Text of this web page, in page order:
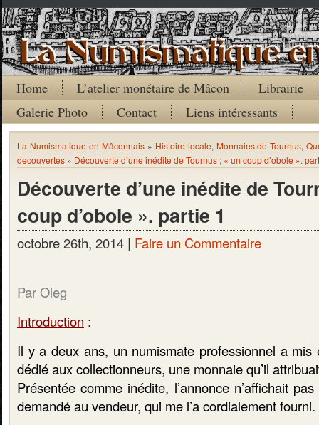
Home L’atelier monétaire de Mâcon
Librairie
Galerie Photo
Contact Liens intéressants
La Numismatique en Mâconnais» Histoire locale, Monnaies de Tournus,
decouvertes » Découverte d’une inédite de Tournus ; « un coup d’obole ».
Découverte d’une inédite de
coup d’obole ». partie 1
octobre 26th, 2014 | Faire un Commentaire
Par Oleg
Introduction :
Il y a deux ans, un numismate professionnel a
dédié aux collectionneurs, une monnaie qu’il
Présentée comme inédite, l’annonce n’affichait
demandé au vendeur, qui me l’a cordialement fourni.